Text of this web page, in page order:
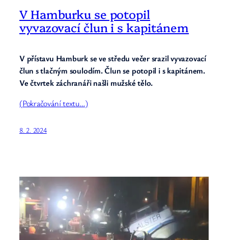
V Hamburku se potopil
vyvazovací člun i s kapitánem
V přístavu Hamburk se ve středu večer srazil vyvazovací
člun s tlačným soulodím. Člun se potopil i s kapitánem.
Ve čtvrtek záchranáři našli mužské tělo.
(Pokračování textu…)
8. 2. 2024